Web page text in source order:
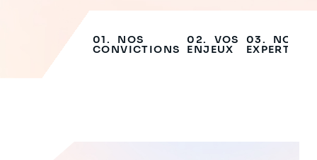
NOS
CONVICTIONS
VOS
ENJEUX
NOS
EXPERTISES